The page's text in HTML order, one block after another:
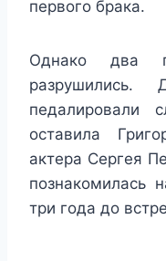
первого брака.
Однако два
педалировали
оставила
актера Сергея
познакомилась
три года до